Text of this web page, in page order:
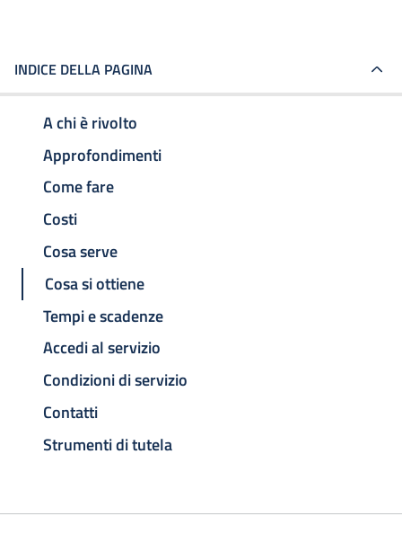
INDICE DELLA PAGINA
A chi è rivolto
Approfondimenti
Come fare
Costi
Cosa serve
Cosa si ottiene
Tempi e scadenze
Accedi al servizio
Condizioni di servizio
Contatti
Strumenti di tutela